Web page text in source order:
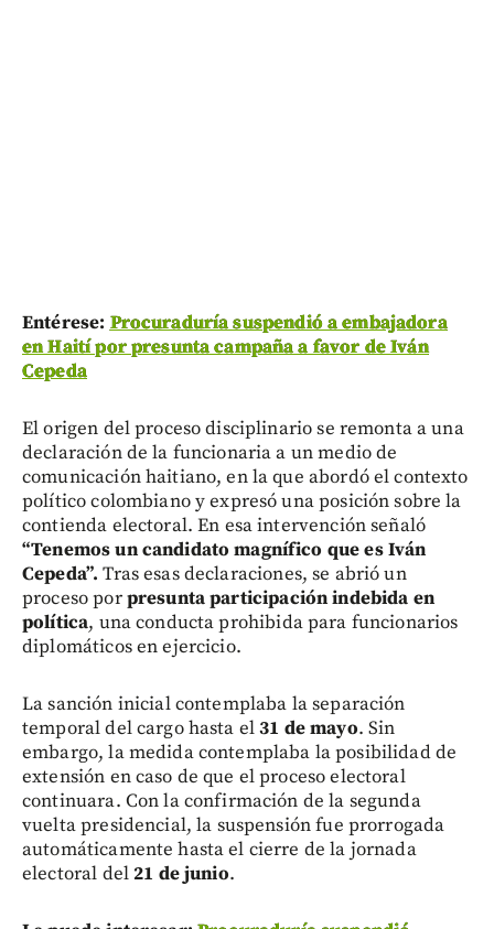
Entérese: Procuraduría suspendió a embajadora
en Haití por presunta campaña a favor de Iván
Cepeda
El origen del proceso disciplinario se remonta a una
declaración de la funcionaria a un medio de
comunicación haitiano, en la que abordó el contexto
político colombiano y expresó una posición sobre la
contienda electoral. En esa intervención señaló
“Tenemos un candidato magnífico que es Iván
Cepeda”.Tras esas declaraciones, se abrió un
proceso porpresunta participación indebida en
política, una conducta prohibida para funcionarios
diplomáticos en ejercicio.
La sanción inicial contemplaba la separación
temporal del cargo hasta el31 de mayo. Sin
embargo, la medida contemplaba la posibilidad de
extensión en caso de que el proceso electoral
continuara. Con la confirmación de la segunda
vuelta presidencial, la suspensión fue prorrogada
automáticamente hasta el cierre de la jornada
electoral del21 de junio.